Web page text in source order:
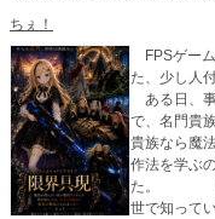
ちぇ！
FPSゲー
た、少し人
ある日、
で、名門貴
貴族なら魔
作法を学ぶ
た。 『魔法がまったく使えない』 頼れるのは、前
世で知って